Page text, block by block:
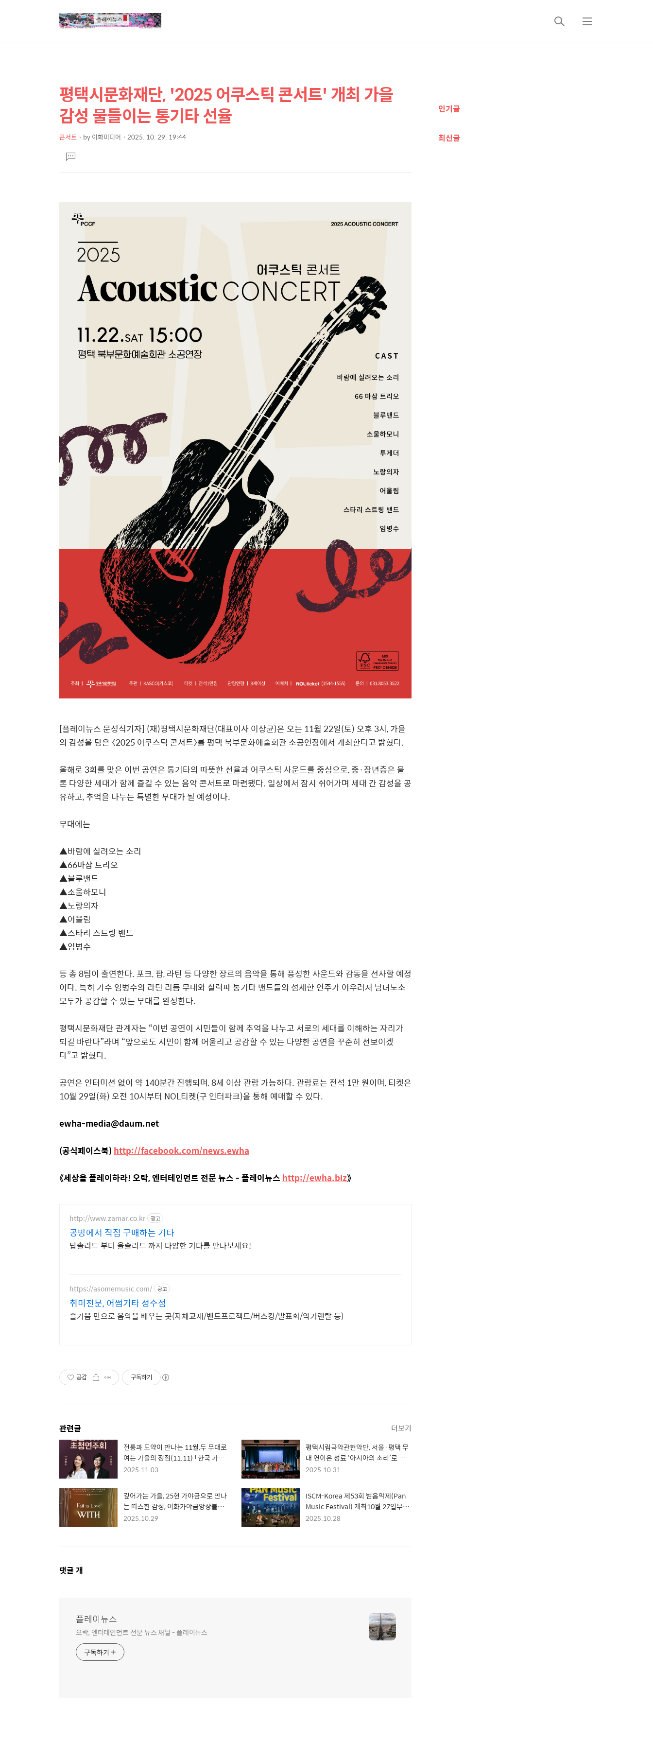
검
메
상
세
컨
텐
본
문
제
목
평택시문화재단, '2025 어쿠스틱 콘서트' 개최 가을
감성 물들이는 통기타 선율
콘서트 by이화미디어 2025. 10. 29. 19:44
문댓
글
[플레이뉴스 문성식기자] (재)평택시문화재단(대표이사 이상균)은 오는 11월 22일(토)오후 3시,가을
의 감성을 담은 〈2025 어쿠스틱 콘서트〉를 평택 북부문화예술회관 소공연장에서 개최한다고 밝혔다.
올해로 3회를 맞은 이번 공연은 통기타의 따뜻한 선율과 어쿠스틱 사운드를 중심으로,중·장년층은 물
론 다양한 세대가 함께 즐길 수 있는 음악 콘서트로 마련됐다. 일상에서 잠시 쉬어가며 세대 간 감성을 공
유하고,추억을 나누는 특별한 무대가 될 예정이다.
무대에는
▲바람에 실려오는 소리
▲66마삼 트리오
▲블루밴드
▲소울하모니
▲노랑의자
▲어울림
▲스타리 스트링 밴드
▲임병수
등 총8팀이 출연한다. 포크,팝,라틴 등 다양한 장르의 음악을 통해 풍성한 사운드와 감동을 선사할 예정
이다.특히 가수 임병수의 라틴 리듬 무대와 실력파 통기타 밴드들의 섬세한 연주가 어우러져 남녀노소
모두가 공감할 수 있는 무대를 완성한다.
평택시문화재단 관계자는 “이번 공연이 시민들이 함께 추억을 나누고 서로의 세대를 이해하는 자리가
되길 바란다”라며 “앞으로도 시민이 함께 어울리고 공감할 수 있는 다양한 공연을 꾸준히 선보이겠
다”고 밝혔다.
공연은 인터미션 없이 약 140분간 진행되며, 8세 이상 관람 가능하다.관람료는 전석 1만 원이며,티켓은
10월 29일(화)오전 10시부터 NOL티켓(구 인터파크)을 통해 예매할 수 있다.
ewha-media@daum.net
(공식페이스북) http://facebook.com/news.ewha
《세상을 플레이하라! 오락, 엔터테인먼트 전문 뉴스 - 플레이뉴스 http://ewha.biz》
http://www.zamar.co.kr 광고
공방에서 직접 구매하는 기타
탑솔리드 부터 올솔리드 까지 다양한 기타를 만나보세요!
https://asomemusic.com/ 광고
취미전문, 어썸기타 성수점
즐거움 만으로 음악을 배우는 곳(자체교재/밴드프로젝트/버스킹/발표회/악기렌탈 등)
공감 구독하기
관련글 더보기
전통과 도약이 만나는 11월,두 무대로
여는 가을의 정점(11.11) 「한국 가곡
의 모든 것」& (11.14) 「신진지휘자 초
2025.11.03
평택시립국악관현악단, 서울·평택 무
대 연이은 성료 ‘아시아의 소리’로 전한
국악의 새로운 울림
2025.10.31
깊어가는 가을, 25현 가야금으로 만나
는 따스한 감성, 이화가야금앙상블
‘WITH’의 'Fall in Love WITH'
2025.10.29
ISCM-Korea 제53회 범음악제(Pan
Music Festival) 개최10월 27일부터
11월 1일까지 플랫폼엘, 일신홀, 예술
2025.10.28
댓
댓글 개
플레이뉴스
오락, 엔터테인먼트 전문 뉴스 채널 - 플레이뉴스
구독하기
가
보
인기글
최신글